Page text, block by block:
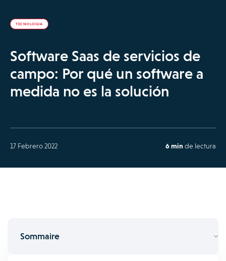
TECNOLOGÍA
Software Saas de servicios de
campo: Por qué un software a
medida no es la solución
17 Febrero 2022 6 min de lectura
Sommaire